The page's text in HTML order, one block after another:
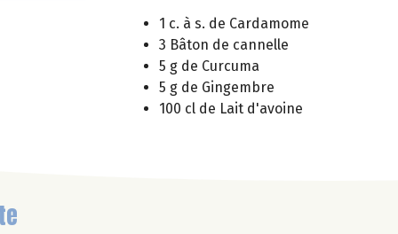
1 c. à s. de Cardamome
3 Bâton de cannelle
5 g de Curcuma
5 g de Gingembre
100 cl de Lait d'avoine